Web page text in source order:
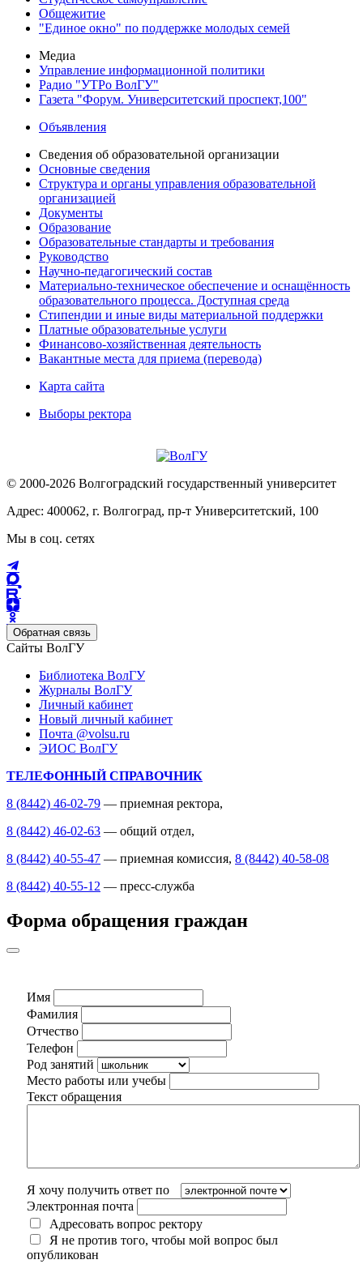
Общежитие
"Единое окно" по поддержке молодых семей
Медиа
Управление информационной политики
Радио "УТРо ВолГУ"
Газета "Форум. Университетский проспект,100"
Объявления
Сведения об образовательной организации
Основные сведения
Структура и органы управления образовательной
организацией
Документы
Образование
Образовательные стандарты и требования
Руководство
Научно-педагогический состав
Материально-техническое обеспечение и оснащённость
образовательного процесса. Доступная среда
Стипендии и иные виды материальной поддержки
Платные образовательные услуги
Финансово-хозяйственная деятельность
Вакантные места для приема (перевода)
Карта сайта
Выборы ректора
© 2000-2026 Волгоградский государственный университет
Адрес: 400062, г. Волгоград, пр-т Университетский, 100
Мы в соц. сетях
Обратная связь
Сайты ВолГУ
Библиотека ВолГУ
Журналы ВолГУ
Личный кабинет
Новый личный кабинет
Почта @volsu.ru
ЭИОС ВолГУ
ТЕЛЕФОННЫЙ СПРАВОЧНИК
8 (8442) 46-02-79 — приемная ректора,
8 (8442) 46-02-63 — общий отдел,
8 (8442) 40-55-47 — приемная комиссия, 8 (8442) 40-58-08
8 (8442) 40-55-12 — пресс-служба
Форма обращения граждан
Имя
Фамилия
Отчество
Телефон
Род занятий
Место работы или учебы
Текст обращения
Я хочу получить ответ по
Электронная почта
Адресовать вопрос ректору
Я не против того, чтобы мой вопрос был
опубликован